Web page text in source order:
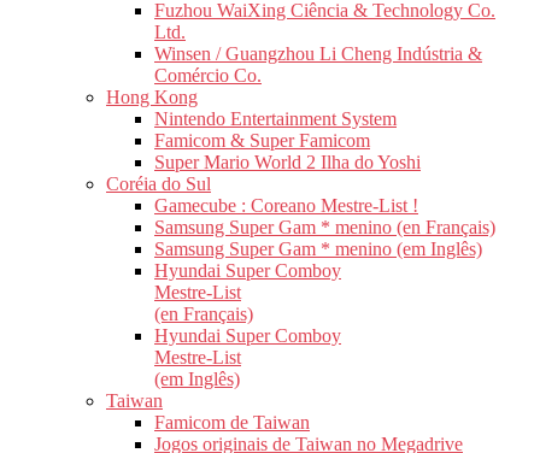
Fuzhou WaiXing Ciência & Technology Co.
Ltd.
Winsen / Guangzhou Li Cheng Indústria &
Comércio Co.
Hong Kong
Nintendo Entertainment System
Famicom & Super Famicom
Super Mario World 2 Ilha do Yoshi
Coréia do Sul
Gamecube : Coreano Mestre-List !
Samsung Super Gam * menino (en Français)
Samsung Super Gam * menino (em Inglês)
Hyundai Super Comboy
Mestre-List
(en Français)
Hyundai Super Comboy
Mestre-List
(em Inglês)
Taiwan
Famicom de Taiwan
Jogos originais de Taiwan no Megadrive